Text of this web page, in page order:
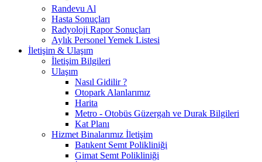
Randevu Al
Hasta Sonuçları
Radyoloji Rapor Sonuçları
Aylık Personel Yemek Listesi
İletişim & Ulaşım
İletişim Bilgileri
Ulaşım
Nasıl Gidilir ?
Otopark Alanlarımız
Harita
Metro - Otobüs Güzergah ve Durak Bilgileri
Kat Planı
Hizmet Binalarımız İletişim
Batıkent Semt Polikliniği
Gimat Semt Polikliniği